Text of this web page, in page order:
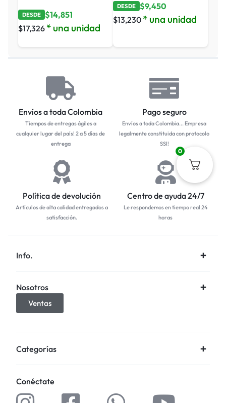
DESDE $14,851
$17,326 * una unidad
DESDE $9,450
$13,230 * una unidad
Envíos a toda Colombia
Tiempos de entregas ágiles a
cualquier lugar del país! 2 a 5 días de
entrega
Pago seguro
Envíos a toda Colombia... Empresa
legalmente constituida con protocolo
SSl!
Política de devolución
Artículos de alta calidad entregados a
satisfacción.
Centro de ayuda 24/7
Le respondemos en tiempo real 24
horas
Info.
Nosotros
Ventas
Categorías
Conéctate
0